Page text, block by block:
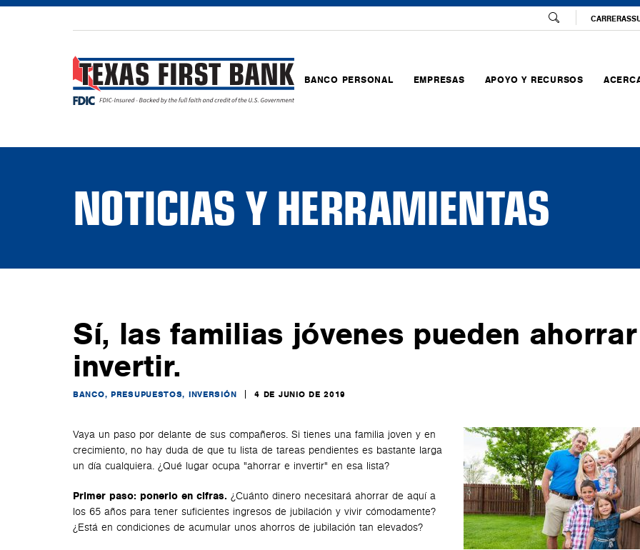
CARRERAS
BANCO PERSONAL EMPRESAS APOYO Y RECURSOS
NOTICIAS Y HERRAMIENTAS
Sí, las familias jóvenes pueden
invertir.
BANCO, PRESUPUESTOS, INVERSIÓN 4 DE JUNIO DE 2019
Vaya un paso por delante de sus compañeros. Si tienes una familia joven y en
crecimiento, no hay duda de que tu lista de tareas pendientes es bastante larga
un día cualquiera. ¿Qué lugar ocupa "ahorrar e invertir" en esa lista?
Primer paso: ponerlo en cifras. ¿Cuánto dinero necesitará ahorrar de aquí a
los 65 años para tener suficientes ingresos de jubilación y vivir cómodamente?
¿Está en condiciones de acumular unos ahorros de jubilación tan elevados?